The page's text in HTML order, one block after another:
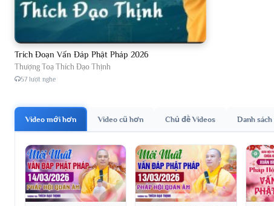
Trích Đoạn Vấn Đáp Phật Pháp 2026
Thượng Toạ Thích Đạo Thịnh
57 lượt nghe
Video mới hơn Video cũ hơn Chủ đề Videos Danh